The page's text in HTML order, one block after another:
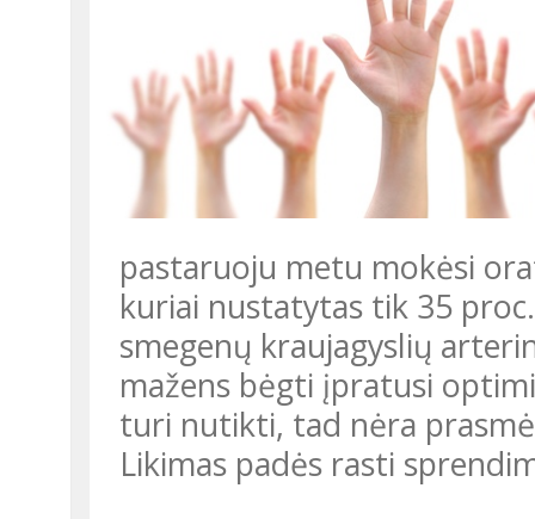
pastaruoju metu mokėsi
kuriai nustatytas tik 35
smegenų kraujagyslių
mažens bėgti įpratusi
turi nutikti, tad nėra
Likimas padės rasti